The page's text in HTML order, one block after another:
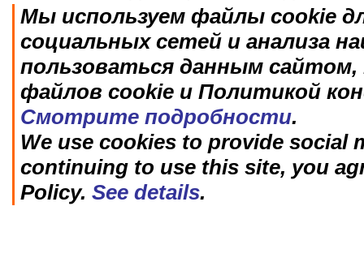
Мы используем файлы cookie
социальных сетей и анализа
пользоваться данным
файлов cookie и Политикой
Смотрите подробности.
We use cookies to provide social
continuing to use this site, you
Policy. See details.